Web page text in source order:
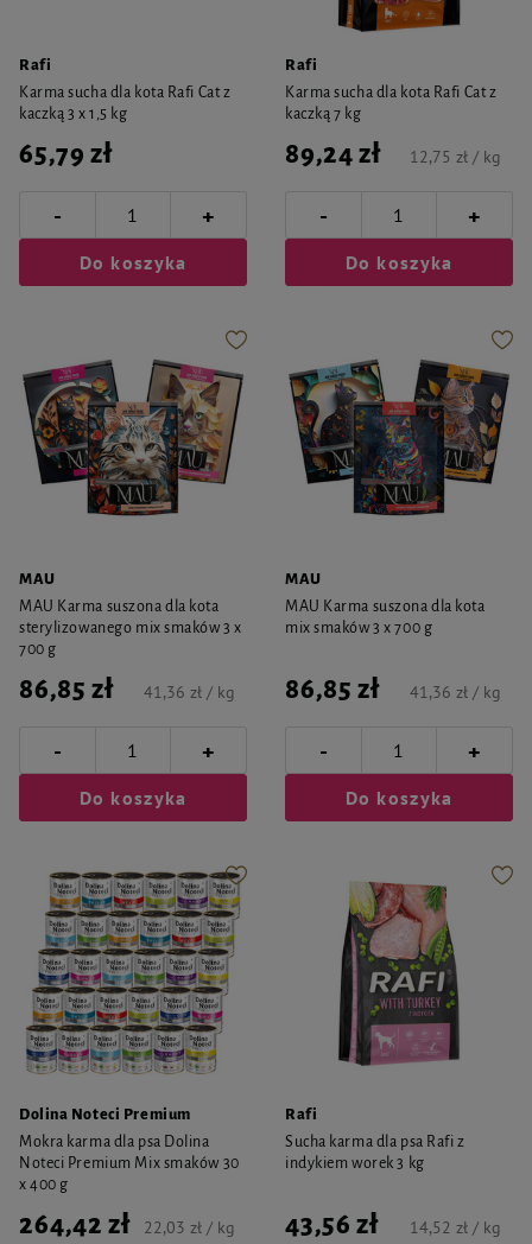
Rafi
Karma sucha dla kota Rafi Cat z
kaczką 3 x 1,5 kg
65,79 zł
- +
Do koszyka
Rafi
Karma sucha dla kota Rafi Cat z
kaczką 7 kg
89,24 zł 12,75 zł / kg
- +
Do koszyka
MAU
MAU Karma suszona dla kota
sterylizowanego mix smaków 3 x
700 g
86,85 zł 41,36 zł / kg
- +
Do koszyka
MAU
MAU Karma suszona dla kota
mix smaków 3 x 700 g
86,85 zł 41,36 zł / kg
- +
Do koszyka
Dolina Noteci Premium
Mokra karma dla psa Dolina
Noteci Premium Mix smaków 30
x 400 g
264,42 zł 22,03 zł / kg
Rafi
Sucha karma dla psa Rafi z
indykiem worek 3 kg
43,56 zł 14,52 zł / kg